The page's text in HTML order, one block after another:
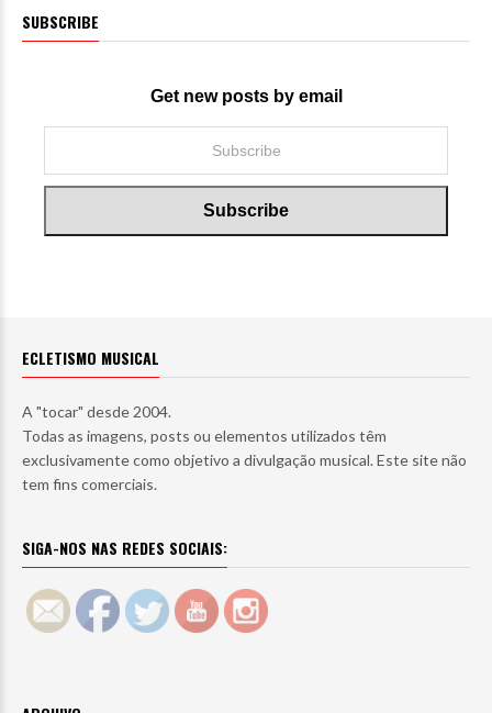
SUBSCRIBE
Get new posts by email
ECLETISMO MUSICAL
A "tocar" desde 2004.
Todas as imagens, posts ou elementos utilizados têm
exclusivamente como objetivo a divulgação musical. Este site não
tem fins comerciais.
SIGA-NOS NAS REDES SOCIAIS: